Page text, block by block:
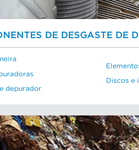
DE DESGASTE DE
depurador
Discos e